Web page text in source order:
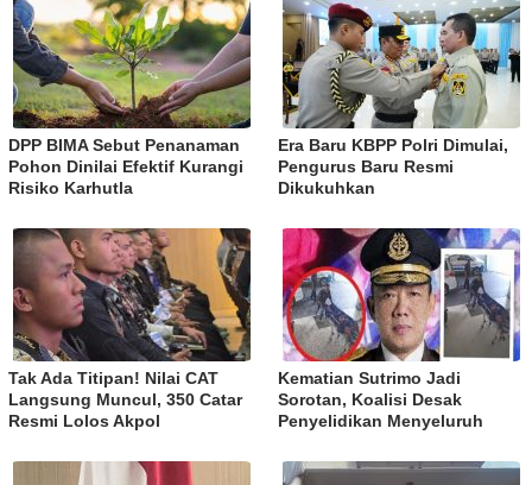
DPP BIMA Sebut Penanaman
Pohon Dinilai Efektif Kurangi
Risiko Karhutla
Era Baru KBPP Polri Dimulai,
Pengurus Baru Resmi
Dikukuhkan
Tak Ada Titipan! Nilai CAT
Langsung Muncul, 350 Catar
Resmi Lolos Akpol
Kematian Sutrimo Jadi
Sorotan, Koalisi Desak
Penyelidikan Menyeluruh